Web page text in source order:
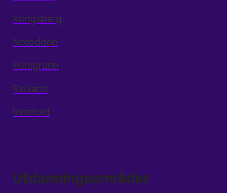
Kongsberg
Notodden
Porsgrunn
Rauland
Vestfold
Utdanningsområder